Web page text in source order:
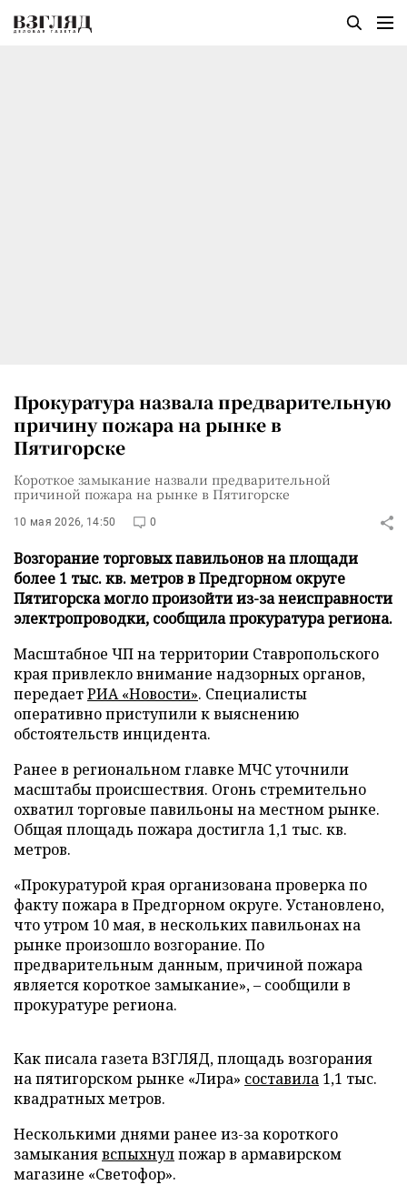
Прокуратура назвала предварительную
причину пожара на рынке в
Пятигорске
Короткое замыкание назвали предварительной
причиной пожара на рынке в Пятигорске
10 мая 2026, 14:50 0
Возгорание торговых павильонов на площади
более 1 тыс. кв. метров в Предгорном округе
Пятигорска могло произойти из-за неисправности
электропроводки, сообщила прокуратура региона.
Масштабное ЧП на территории Ставропольского
края привлекло внимание надзорных органов,
передаетРИА «Новости». Специалисты
оперативно приступили к выяснению
обстоятельств инцидента.
Ранее в региональном главке МЧС уточнили
масштабы происшествия. Огонь стремительно
охватил торговые павильоны на местном рынке.
Общая площадь пожара достигла 1,1 тыс. кв.
метров.
«Прокуратурой края организована проверка по
факту пожара в Предгорном округе. Установлено,
что утром 10 мая, в нескольких павильонах на
рынке произошло возгорание. По
предварительным данным, причиной пожара
является короткое замыкание», – сообщили в
прокуратуре региона.
Как писала газета ВЗГЛЯД, площадь возгорания
на пятигорском рынке «Лира» составила 1,1 тыс.
квадратных метров.
Несколькими днями ранее из-за короткого
замыканиявспыхнулпожар в армавирском
магазине «Светофор».